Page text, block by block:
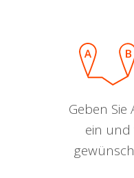
Geben
ein und